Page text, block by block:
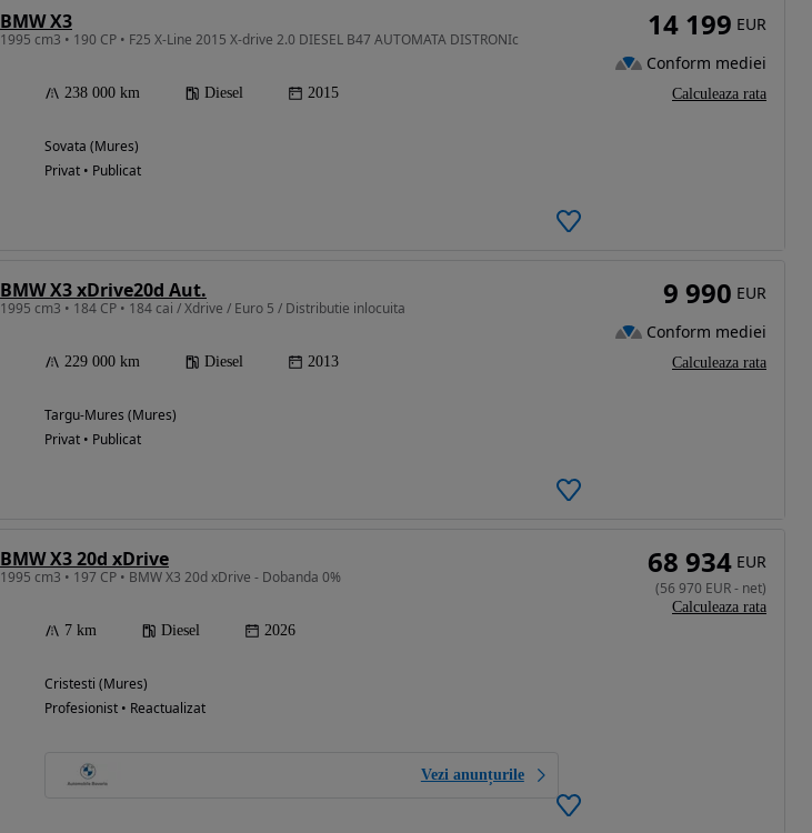
BMW X3
1995 cm3 • 190 CP • F25 X-Line 2015 X-drive 2.0 DIESEL B47 AUTOMATA DISTRONIc
238 000 km Diesel 2015
Sovata (Mures)
Privat • Publicat
14 199 EUR
Conform mediei
Calculeaza rata
BMW X3 xDrive20d Aut.
1995 cm3 • 184 CP • 184 cai / Xdrive / Euro 5 / Distributie inlocuita
229 000 km Diesel 2013
Targu-Mures (Mures)
Privat • Publicat
9 990 EUR
Conform mediei
Calculeaza rata
BMW X3 20d xDrive
1995 cm3 • 197 CP • BMW X3 20d xDrive - Dobanda 0%
7 km Diesel 2026
Cristesti (Mures)
Profesionist • Reactualizat
Vezi anunțurile
68 934 EUR
(56 970 EUR- net)
Calculeaza rata